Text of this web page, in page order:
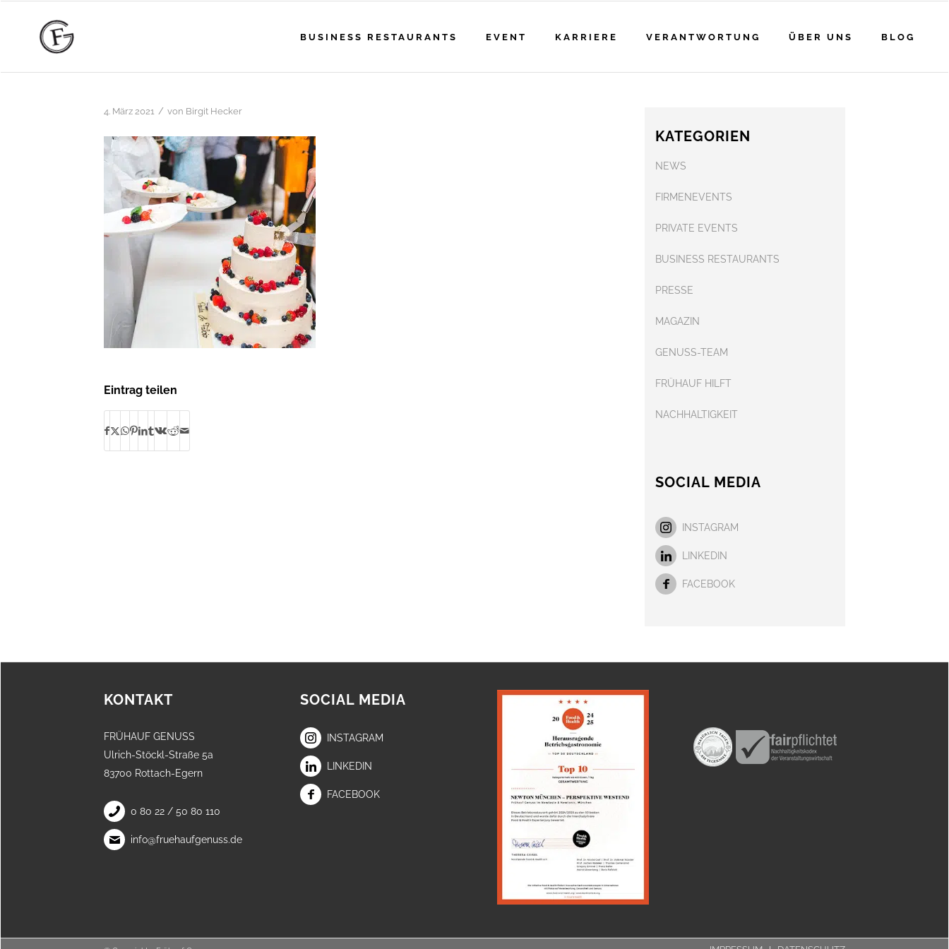
BUSINESS RESTAURANTS EVENT KARRIERE VERANTWORTUNG ÜBER UNS BLOG
4. März 2021 / von Birgit Hecker
Eintrag teilen
KATEGORIEN
NEWS
FIRMENEVENTS
PRIVATE EVENTS
BUSINESS RESTAURANTS
PRESSE
MAGAZIN
GENUSS-TEAM
FRÜHAUF HILFT
NACHHALTIGKEIT
SOCIAL MEDIA
INSTAGRAM
LINKEDIN
FACEBOOK
KONTAKT
FRÜHAUF GENUSS
Ulrich-Stöckl-Straße 5a
83700 Rottach-Egern
0 80 22 / 50 80 110
info@fruehaufgenuss.de
SOCIAL MEDIA
INSTAGRAM
LINKEDIN
FACEBOOK